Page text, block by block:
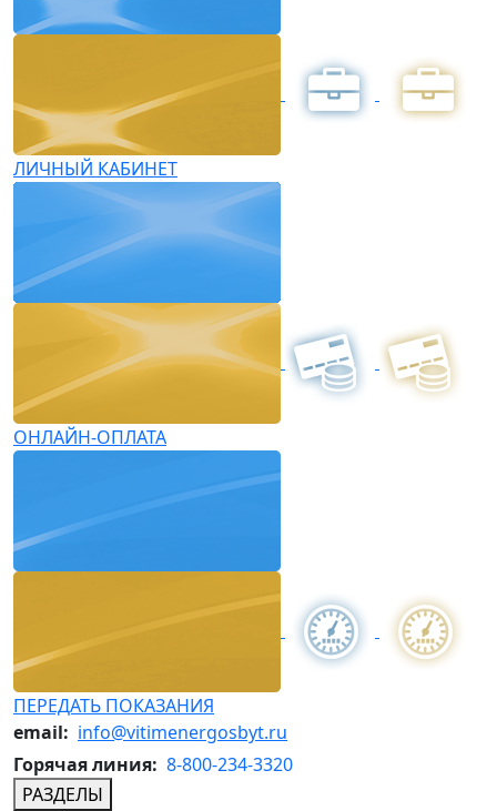
ЛИЧНЫЙ КАБИНЕТ
ОНЛАЙН-ОПЛАТА
ПЕРЕДАТЬ ПОКАЗАНИЯ
email: info@vitimenergosbyt.ru
Горячая линия: 8-800-234-3320
РАЗДЕЛЫ